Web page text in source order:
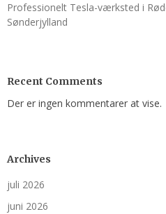
Professionelt Tesla-værksted i
Sønderjylland
Recent Comments
Der er ingen kommentarer at vise.
Archives
juli 2026
juni 2026